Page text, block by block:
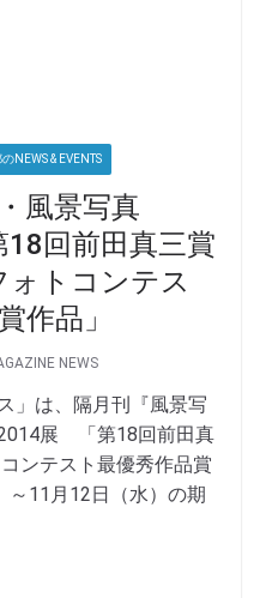
NEWS & EVENTS
風景写真
回前田真三賞
トコンテス
作品」
NEWS
」は、隔月刊『風景写
展 「第18回前田真
ンテスト最優秀作品賞
～11月12日（水）の期